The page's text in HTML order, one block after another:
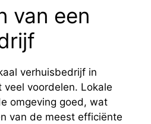
van een
verhuisbedrijf in
veel voordelen. Lokale
omgeving goed, wat
van de meest efficiënte